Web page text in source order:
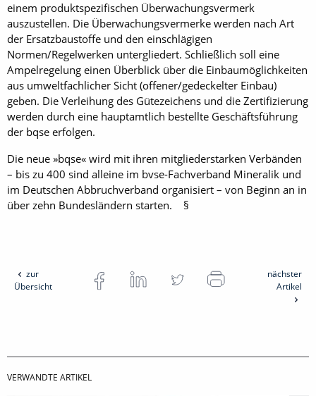
einem produktspezifischen Überwachungsvermerk
auszustellen. Die Überwachungsvermerke werden nach Art
der Ersatzbaustoffe und den einschlägigen
Normen/Regelwerken untergliedert. Schließlich soll eine
Ampelregelung einen Überblick über die Einbaumöglichkeiten
aus umweltfachlicher Sicht (offener/gedeckelter Einbau)
geben. Die Verleihung des Gütezeichens und die Zertifizierung
werden durch eine hauptamtlich bestellte Geschäftsführung
der bqse erfolgen.
Die neue »bqse« wird mit ihren mitgliederstarken Verbänden
– bis zu 400 sind alleine im bvse-Fachverband Mineralik und
im Deutschen Abbruchverband organisiert – von Beginn an in
über zehn Bundesländern starten. §
zur
Übersicht
nächster
Artikel
VERWANDTE ARTIKEL